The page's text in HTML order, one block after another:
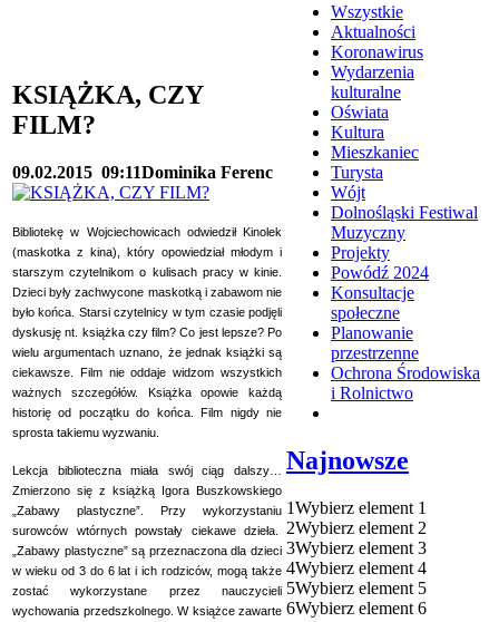
KSIĄŻKA, CZY
FILM?
09.02.2015 09:11Dominika Ferenc
Bibliotekę w Wojciechowicach odwiedził Kinolek
(maskotka z kina), który opowiedział młodym i
starszym czytelnikom o kulisach pracy w kinie.
Dzieci były zachwycone maskotką i zabawom nie
było końca. Starsi czytelnicy w tym czasie podjęli
dyskusję nt. książka czy film? Co jest lepsze? Po
wielu argumentach uznano, że jednak książki są
ciekawsze. Film nie oddaje widzom wszystkich
ważnych szczegółów. Książka opowie każdą
historię od początku do końca. Film nigdy nie
sprosta takiemu wyzwaniu.
Lekcja biblioteczna miała swój ciąg dalszy…
Zmierzono się z książką Igora Buszkowskiego
„Zabawy plastyczne”. Przy wykorzystaniu
surowców wtórnych powstały ciekawe dzieła.
„Zabawy plastyczne” są przeznaczona dla dzieci
w wieku od 3 do 6 lat i ich rodziców, mogą także
zostać wykorzystane przez nauczycieli
wychowania przedszkolnego. W książce zawarte
Wszystkie
Aktualności
Koronawirus
Wydarzenia
kulturalne
Oświata
Kultura
Mieszkaniec
Turysta
Wójt
Dolnośląski Festiwal
Muzyczny
Projekty
Powódź 2024
Konsultacje
społeczne
Planowanie
przestrzenne
Ochrona Środowiska
i Rolnictwo
Najnowsze
1Wybierz element 1
2Wybierz element 2
3Wybierz element 3
4Wybierz element 4
5Wybierz element 5
6Wybierz element 6